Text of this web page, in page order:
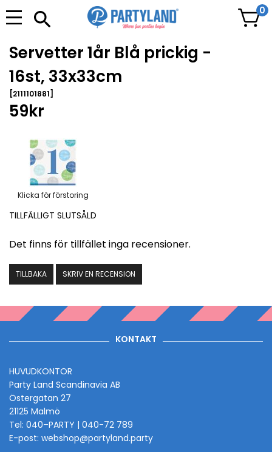
0
Servetter 1år Blå prickig -
16st, 33x33cm
[2111101881]
59kr
Klicka för förstoring
TILLFÄLLIGT SLUTSÅLD
Det finns för tillfället inga recensioner.
TILLBAKA SKRIV EN RECENSION
KONTAKT
HUVUDKONTOR
Party Land Scandinavia AB
Östergatan 27
21125 Malmö
Tel: 040–PARTY | 040-72 789
E-post: webshop@partyland.party